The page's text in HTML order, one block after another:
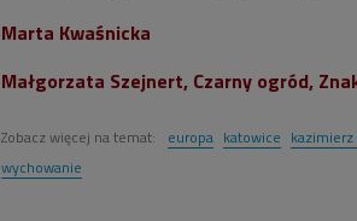
Marta Kwaśnicka
Małgorzata Szejnert, Czarny ogród,
Zobacz więcej na temat: europa katowice
wychowanie